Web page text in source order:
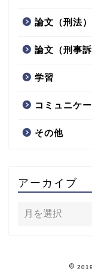
論文（刑法）
論文（刑事訴
学習
コミュニケ
その他
アーカイブ